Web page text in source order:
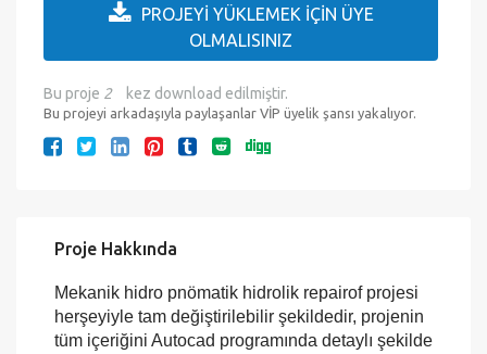
PROJEYİ YÜKLEMEK İÇİN ÜYE
OLMALISINIZ
Bu proje 2 kez download edilmiştir.
Bu projeyi arkadaşıyla paylaşanlar VİP üyelik şansı yakalıyor.
Proje Hakkında
Mekanik hidro pnömatik hidrolik repairof projesi
herşeyiyle tam değiştirilebilir şekildedir, projenin
tüm içeriğini Autocad programında detaylı şekilde